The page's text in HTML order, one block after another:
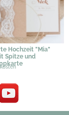
Hochzeit "Mia"
Spitze und